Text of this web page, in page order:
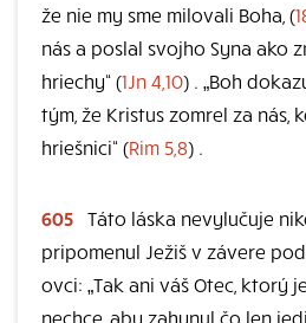
že nie my sme milovali Boha, (
nás a poslal svojho Syna ako
hriechy“ (1Jn 4,10) . „Boh
tým, že Kristus zomrel za nás,
hriešnici“ (Rim 5,8) .
605 Táto láska nevylučuje
pripomenul Ježiš v závere
ovci: „Tak ani váš Otec, ktorý
nechce, aby zahynul čo len